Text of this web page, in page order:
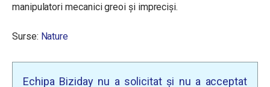
manipulatori mecanici greoi și impreciși.
Surse: Nature
Echipa Biziday nu a solicitat și nu a acceptat